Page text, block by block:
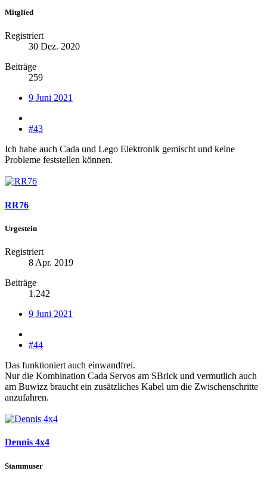
Mitglied
Registriert
30 Dez. 2020
Beiträge
259
9 Juni 2021
#43
Ich habe auch Cada und Lego Elektronik gemischt und keine
Probleme feststellen können.
RR76
Urgestein
Registriert
8 Apr. 2019
Beiträge
1.242
9 Juni 2021
#44
Das funktioniert auch einwandfrei.
Nur die Kombination Cada Servos am SBrick und vermutlich auch
am Buwizz braucht ein zusätzliches Kabel um die Zwischenschritte
anzufahren.
Dennis 4x4
Stammuser